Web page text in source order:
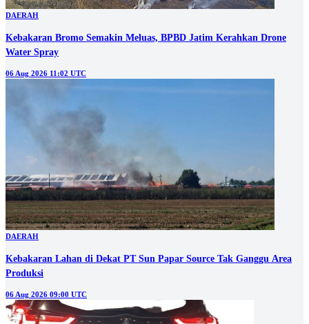
DAERAH
Kebakaran Bromo Semakin Meluas, BPBD Jatim Kerahkan Drone
Water Spray
06 Aug 2026 11:02 UTC
DAERAH
Kebakaran Lahan di Dekat PT Sun Papar Source Tak Ganggu Area
Produksi
06 Aug 2026 09:00 UTC